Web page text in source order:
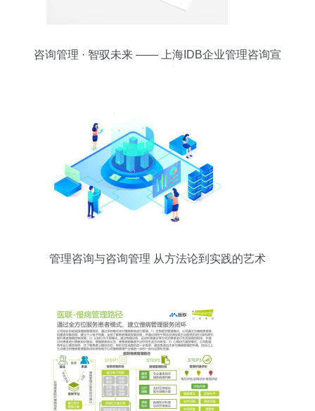
咨询管理 · 智驭未来 —— 上海IDB企业管理咨询宣
管理咨询与咨询管理 从方法论到实践的艺术